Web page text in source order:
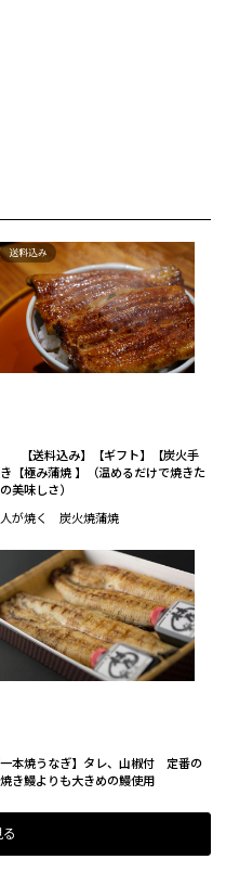
【送料込み】【ギフト】【炭火手
【極み蒲焼 】（温めるだけで焼きた
美味しさ）
が焼く 炭火焼蒲焼
一本焼うなぎ】タレ、山椒付 定番の
き鰻よりも大きめの鰻使用